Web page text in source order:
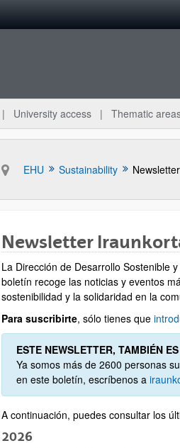
University access Thematic
EHU Sustainability Newsletter
subpages
subpages
Newsletter
La Dirección de Desarrollo Sostenible
boletín recoge las noticias y eventos
sostenibilidad y la solidaridad en la
Para suscribirte, sólo tienes que
ESTE NEWSLETTER, TAMBIÉN
Ya somos más de 2600 personas
en este boletín, escríbenos a
A continuación, puedes consultar los
2026